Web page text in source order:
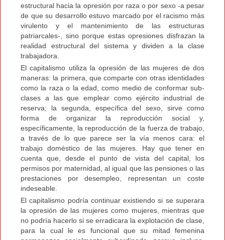
estructural hacia la opresión por raza o por sexo -a pesar
de que su desarrollo estuvo marcado por el racismo más
virulento y el mantenimiento de las estructuras
patriarcales-, sino porque estas opresiones disfrazan la
realidad estructural del sistema y dividen a la clase
trabajadora.
El capitalismo utiliza la opresión de las mujeres de dos
maneras: la primera, que comparte con otras identidades
como la raza o la edad, como medio de conformar sub-
clases a las que emplear como ejército industrial de
reserva; la segunda, específica del sexo, sirve como
forma de organizar la reproducción social y,
específicamente, la reproducción de la fuerza de trabajo,
a través de lo que parece ser la vía menos cara: el
trabajo doméstico de las mujeres. Hay que tener en
cuenta que, desde el punto de vista del capital, los
permisos por maternidad, al igual que las pensiones o las
prestaciones por desempleo, representan un coste
indeseable.
El capitalismo podría continuar existiendo si se superara
la opresión de las mujeres como mujeres, mientras que
no podría hacerlo si se erradicara la explotación de clase,
para la cual le es funcional que su mitad femenina